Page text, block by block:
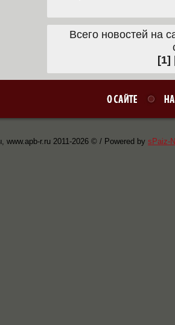
Всего новостей на
[1]
r.ru 2011-2026 © / Powered by sPaiz-